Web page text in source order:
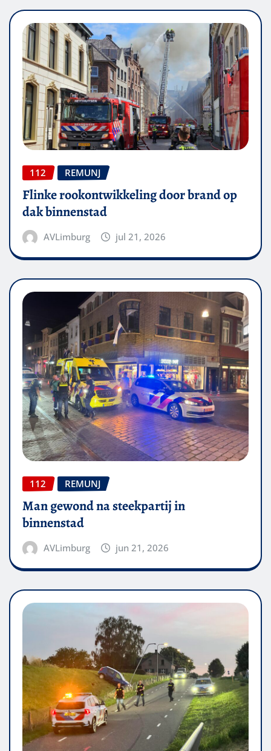
112 REMUNJ
Flinke rookontwikkeling door brand op
dak binnenstad
AVLimburg jul 21, 2026
112 REMUNJ
Man gewond na steekpartij in
binnenstad
AVLimburg jun 21, 2026